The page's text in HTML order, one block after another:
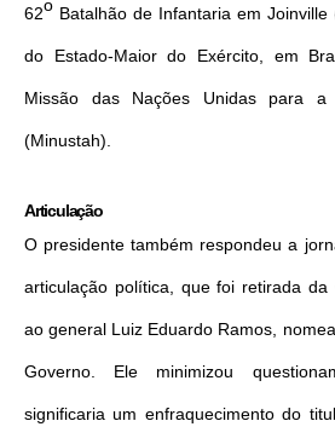
62o Batalhão de Infantaria em
do Estado-Maior do Exército, em
Missão das Nações Unidas para a
(Minustah).
Articulação
O presidente também respondeu a
articulação política, que foi retirada da
ao general Luiz Eduardo Ramos,
Governo. Ele minimizou
significaria um enfraquecimento do